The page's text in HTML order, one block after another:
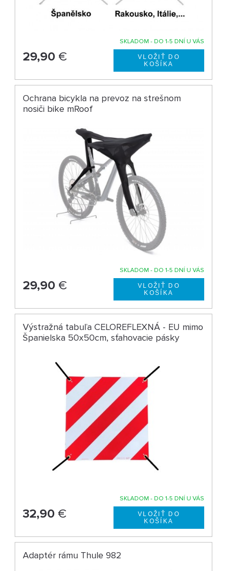
SKLADOM - DO 1-5 DNÍ U VÁS
29,90 €
Ochrana bicykla na prevoz na strešnom
nosiči bike mRoof
SKLADOM - DO 1-5 DNÍ U VÁS
29,90 €
Výstražná tabuľa CELOREFLEXNÁ - EU mimo
Španielska 50x50cm, sťahovacie pásky
SKLADOM - DO 1-5 DNÍ U VÁS
32,90 €
Adaptér rámu Thule 982